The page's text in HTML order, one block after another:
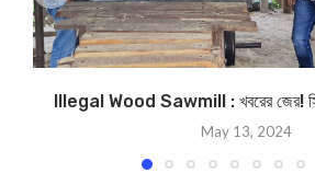
Illegal Wood Sawmill : খবরের জের!
May 13, 2024